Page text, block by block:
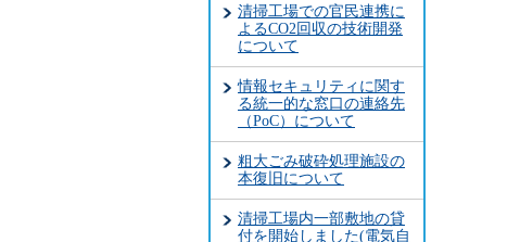
清掃工場での官民連携に
よるCO2回収の技術開発
について
情報セキュリティに関す
る統一的な窓口の連絡先
（PoC）について
粗大ごみ破砕処理施設の
本復旧について
清掃工場内一部敷地の貸
付を開始しました(電気自